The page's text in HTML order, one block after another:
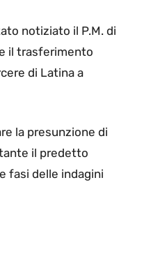
notiziato il P.M. di
il trasferimento
di Latina a
la presunzione di
il predetto
fasi delle indagini